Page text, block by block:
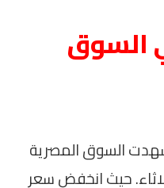
السوق
السوق المصرية
حيث انخفض سعر